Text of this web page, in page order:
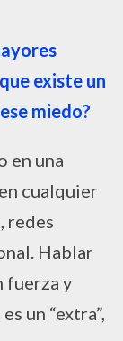
existe un
miedo?
en una
cualquier
redes
Hablar
fuerza y
un “extra”,